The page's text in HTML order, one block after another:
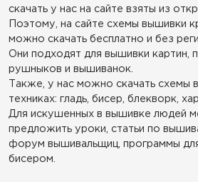
скачать у нас на сайте взяты из
Поэтому, на сайте схемы вышивки
можно скачать бесплатно и без
Они подходят для вышивки картин,
рушныков и вышиванок.
Также, у нас можно скачать схемы
техниках: гладь, бисер, блекворк,
Для искушенных в вышивке людей
предложить уроки, статьи по
форум вышивальщиц, программы
бисером.